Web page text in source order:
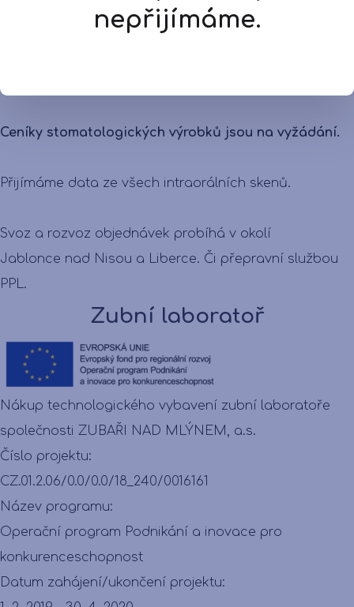
Pokud máte zájem s naší laboratoří spolupracovat
La.mlyn.zubni.laborator@gmail.com
Ceníky stomatologických výrobků jsou na vyžádání.
Přijímáme data ze všech intraorálních skenů.
Svoz a rozvoz objednávek probíhá v okolí
Jablonce nad Nisou a Liberce. Či přepravní službou
PPL.
Zubní laboratoř
Nákup technologického vybavení zubní laboratoře
společnosti ZUBAŘI NAD MLÝNEM, a.s.
Číslo projektu:
CZ.01.2.06/0.0/0.0/18_240/0016161
Název programu:
Operační program Podnikání a inovace pro
konkurenceschopnost
Datum zahájení/ukončení projektu:
nepřijímáme.